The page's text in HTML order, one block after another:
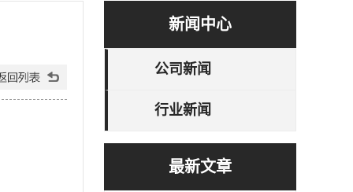
新闻中心
公司新闻
行业新闻
最新文章